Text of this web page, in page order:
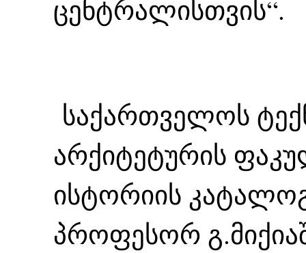
ცენტრალისთვის“.
საქართველოს
არქიტეტურის
ისტორიის
პროფესორ